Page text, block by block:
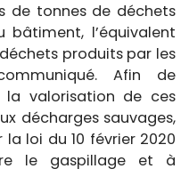
de tonnes de déchets
bâtiment, l’équivalent
produits par les
Afin de
valorisation de ces
décharges sauvages,
loi du 10 février 2020
le gaspillage et à